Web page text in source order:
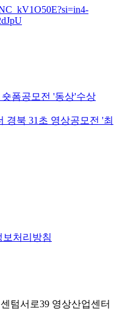
폼공모전 '동상'수상
경북 31초 영상공모전 '최
보처리방침
텀서로39 영상산업센터